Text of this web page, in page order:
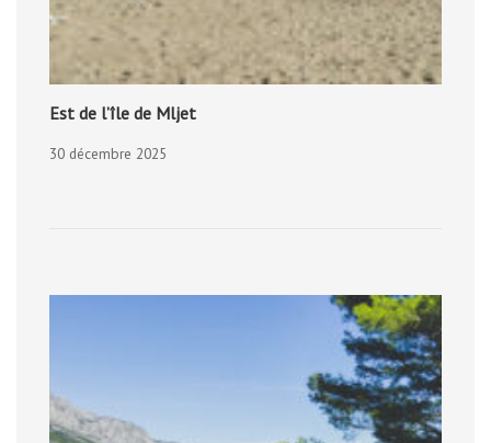
Est de l’île de Mljet
30 décembre 2025